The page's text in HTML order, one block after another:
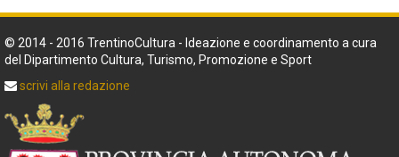
© 2014 - 2016 TrentinoCultura - Ideazione e coordinamento a cura
del Dipartimento Cultura, Turismo, Promozione e Sport
scrivi alla redazione